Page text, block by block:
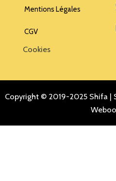
Mentions Légales
CGV
Cookies
Copyright © 2019-2025 Shifa |